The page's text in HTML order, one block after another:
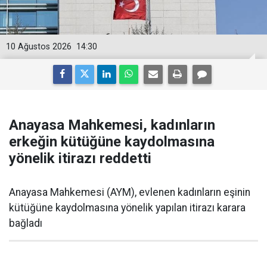
14:30
10 Ağustos 2026
Anayasa Mahkemesi, kadınların
erkeğin kütüğüne kaydolmasına
yönelik itirazı reddetti
Anayasa Mahkemesi (AYM), evlenen kadınların eşinin
kütüğüne kaydolmasına yönelik yapılan itirazı karara
bağladı